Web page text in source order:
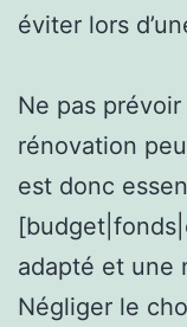
éviter lors
Ne pas
rénovation
est donc
adapté et une
Négliger le